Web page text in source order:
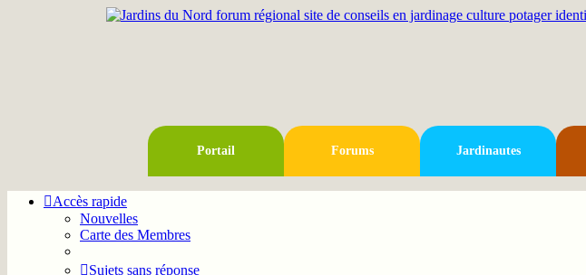
Portail Forums Jardinautes
Accès rapide
Nouvelles
Carte des Membres
Sujets sans réponse